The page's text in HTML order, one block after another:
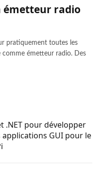
émetteur radio
pratiquement toutes les
comme émetteur radio. Des
.NET pour développer
GUI pour le